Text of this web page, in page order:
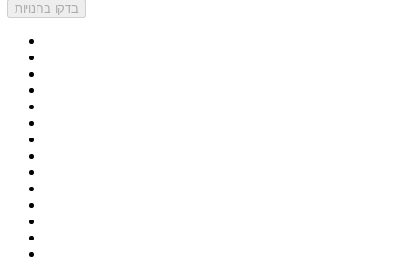
בדקו בחנויות